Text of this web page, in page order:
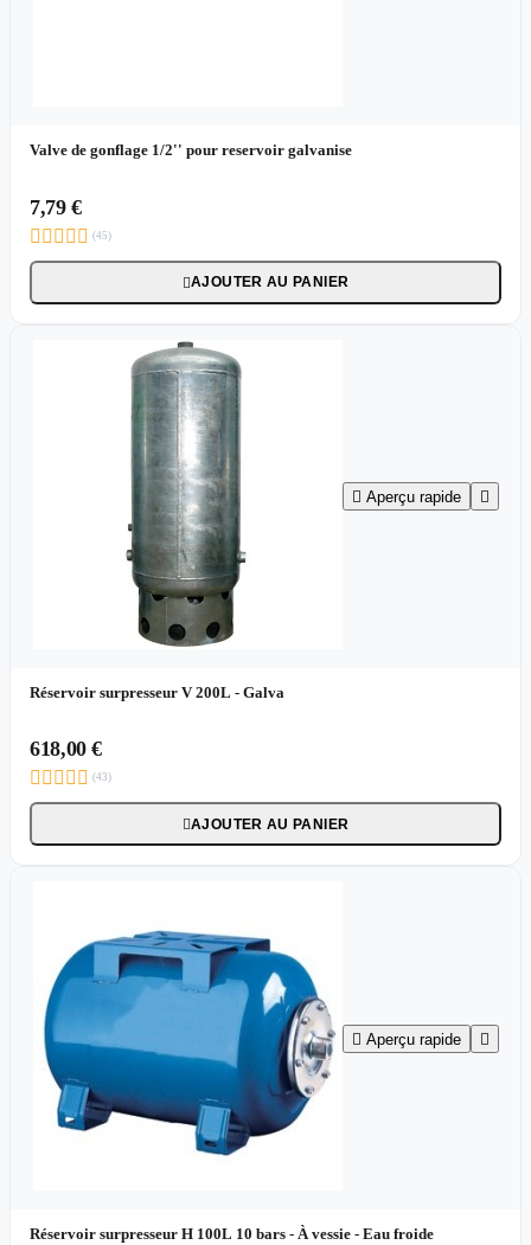
Valve de gonflage 1/2'' pour reservoir galvanise
7,79 €
     (45)
AJOUTER AU PANIER
 Aperçu rapide 
Réservoir surpresseur V 200L - Galva
618,00 €
     (43)
AJOUTER AU PANIER
 Aperçu rapide 
Réservoir surpresseur H 100L 10 bars - À vessie - Eau froide